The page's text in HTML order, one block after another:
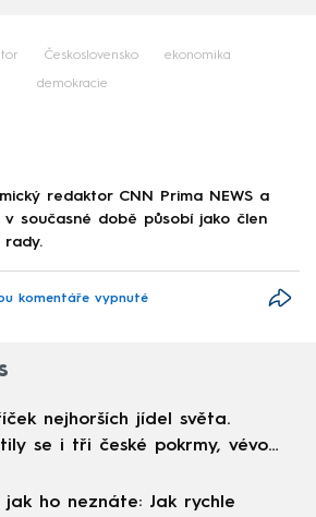
Československo ekonomika
demokracie
redaktor CNN Prima NEWS a
v současné době působí jako člen
rady.
komentáře vypnuté
nejhorších jídel světa.
se i tři české pokrmy, vévodí
jak ho neznáte: Jak rychle